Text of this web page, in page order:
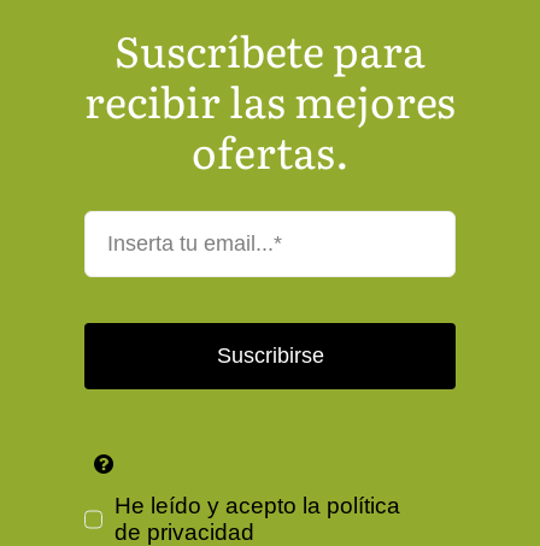
Suscríbete para
recibir las mejores
ofertas.
Suscribirse
He leído y acepto la política
de privacidad